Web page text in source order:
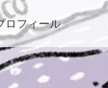
ロフィール